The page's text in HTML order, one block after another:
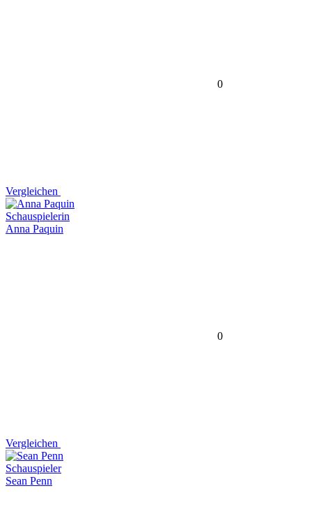
0
Vergleichen
Schauspielerin
Anna Paquin
0
Vergleichen
Schauspieler
Sean Penn